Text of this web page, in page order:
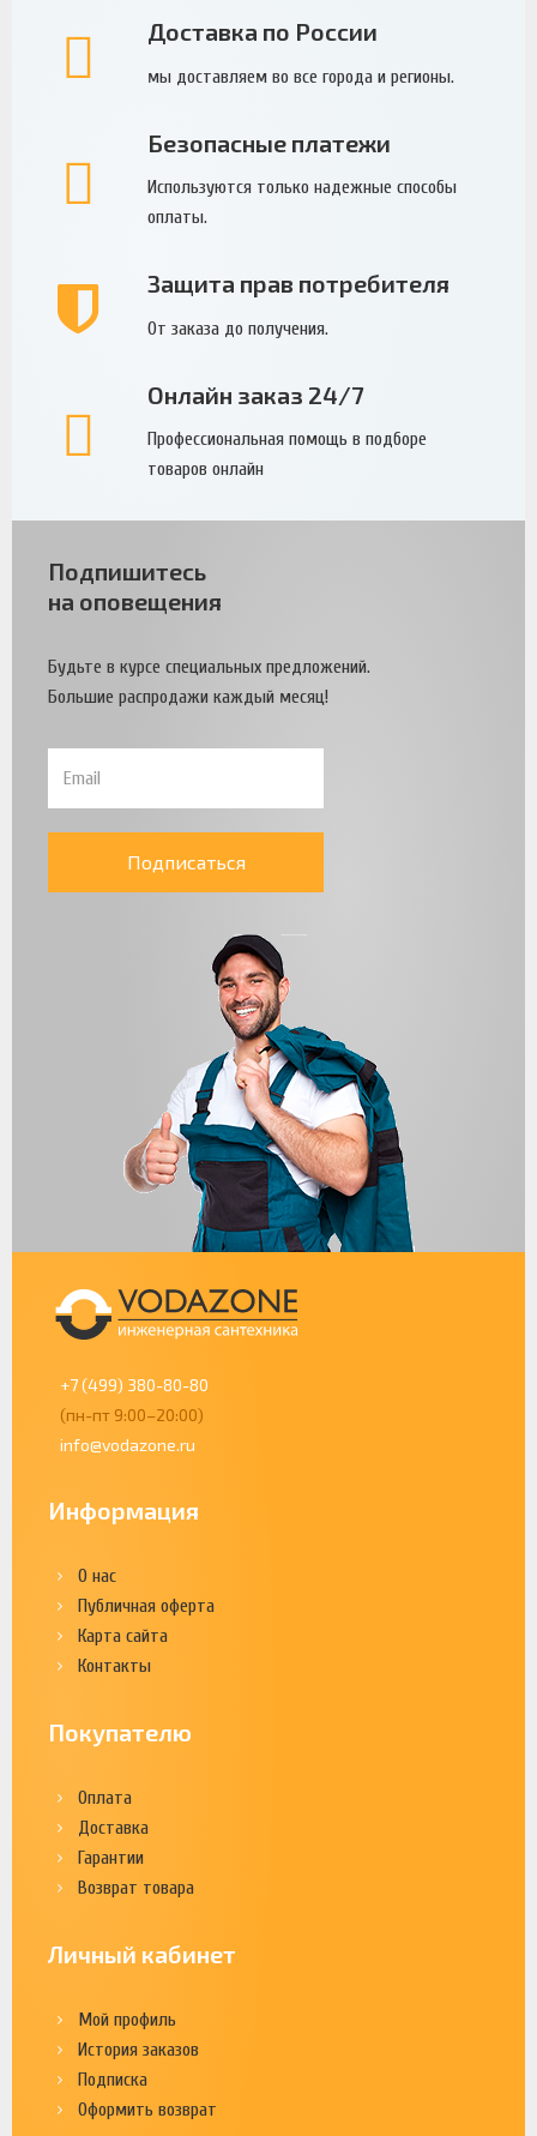
Доставка по России
мы доставляем во все города и регионы.
Безопасные платежи
Используются только надежные способы
оплаты.
Защита прав потребителя
От заказа до получения.
Онлайн заказ 24/7
Профессиональная помощь в подборе
товаров онлайн
Подпишитесь
на оповещения
Будьте в курсе специальных предложений.
Большие распродажи каждый месяц!
Подписаться
+7 (499) 380-80-80
(пн-пт 9:00–20:00)
info@vodazone.ru
Информация
О нас
Публичная оферта
Карта сайта
Контакты
Покупателю
Оплата
Доставка
Гарантии
Возврат товара
Личный кабинет
Мой профиль
История заказов
Подписка
Оформить возврат